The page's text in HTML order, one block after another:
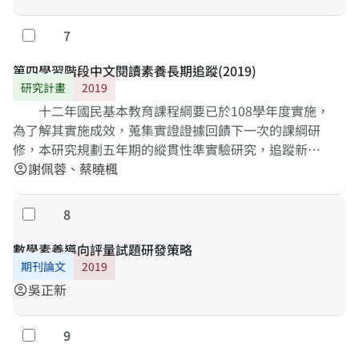
上多媒體試題。正式調查的追蹤對象第一群為2019年9
月入學的七年級學生（舊課綱最後一屆）的八年級，第
二群為2019年9月入學的七年級學生（新課綱第一
屆），抽到該批學生後，分別連續追蹤這兩批學生在國
中三年的表現，抽樣方式為兩階段分層群集抽樣（two
stage stratified cluster sampling），抽樣人數一屆約
為6000人。正式施測時，有數個題本，每位學生作答的
題目不完全相同，一次施測的總題數約為180小題。最
後，逐年回收的資料，將進行信、效度分析，並以部分
給分模式（partial credit model），估計與母群體和次
群體的分數，瞭解新、舊課綱學生的成長情形和表現，
並賦予學生成長量尺教育意義，回饋給課綱改革參考。
勾選
7
第四學習階段中文閱讀素養長期追蹤(2019)
研究計畫 2019
十二年國民基本教育課程綱要已於108學年度實施，
為了解其實施成效，蒐集實證證據回饋下一次的課綱研
修，本研究規劃五年期的縱貫性準實驗研究，追蹤新、
舊課綱兩組固定樣本就讀七、八、九年級於新課綱閱讀
體因素對於閱讀素養表現變化的影響。研究母群體為
2019年9月和2020年9月入學的七年級學生，樣本選取與
能力值估計分別由計畫編號E1-03與E1-02統籌處理。工
具為研究團隊依據課綱與學理統整後開發之閱讀素養試
題，預定建構70題組490題。計畫完成後，預期能建立
新、舊課綱兩組國中學生中文閱讀素養的學習徑路與成
長圖譜。
account_circle謝佩蓉、蔡曉楓
勾選
8
數學素養導向評量試題研發策略
期刊論文 2019
account_circle吳正新
勾選
9